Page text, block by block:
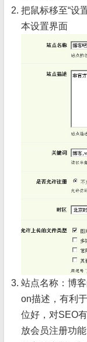
把鼠标移至“设
本设置界面
站点名称：博
on描述，有利
位好，对SEO
放会员注册功